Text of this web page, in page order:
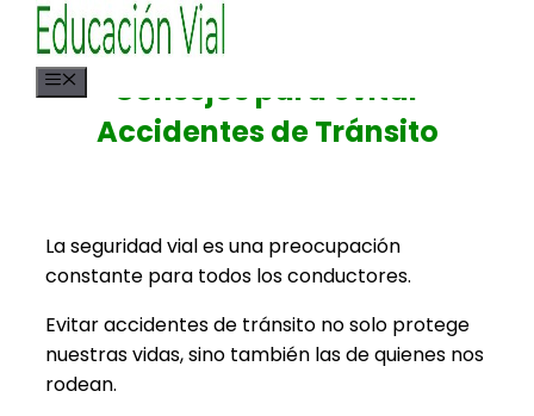
Saltar
contenido
Consejos para evitar
Accidentes de Tránsito
La seguridad vial es una preocupación
constante para todos los conductores.
Evitar accidentes de tránsito no solo protege
nuestras vidas, sino también las de quienes nos
rodean.